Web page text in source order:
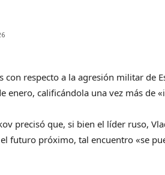
con respecto a la agresión militar de
enero, calificándola una vez más de
precisó que, si bien el líder ruso,
futuro próximo, tal encuentro «se